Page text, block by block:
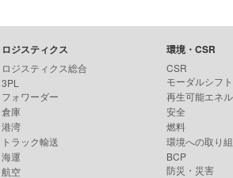
ロジスティクス
ロジスティクス総合
3PL
フォワーダー
倉庫
港湾
トラック輸送
海運
航空
環境・CSR
CSR
モーダルシフト
再生可能エネ
安全
燃料
環境への取り
BCP
防災・災害